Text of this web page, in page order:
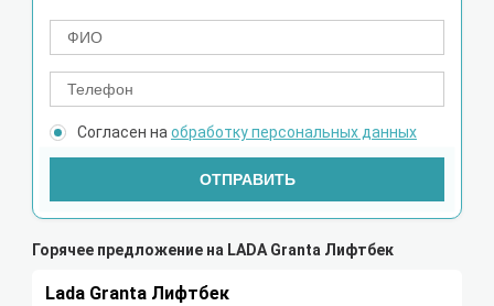
Согласен наобработку персональных данных
ОТПРАВИТЬ
Горячее предложение на LADA Granta Лифтбек
Lada Granta Лифтбек